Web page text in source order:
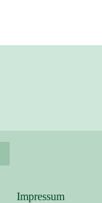
Impressum